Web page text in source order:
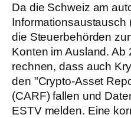
Da die Schweiz am
Informationsaustausch
die Steuerbehörden
Konten im Ausland. Ab
rechnen, dass auch
den "Crypto-Asset
(CARF) fallen und
ESTV melden. Eine